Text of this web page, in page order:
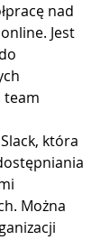
nad
Jest
team
która
Można